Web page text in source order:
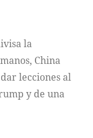
la
China
lecciones al
y de una